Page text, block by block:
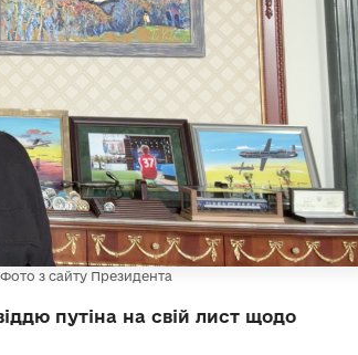
з сайту Президента
путіна на свій лист щодо